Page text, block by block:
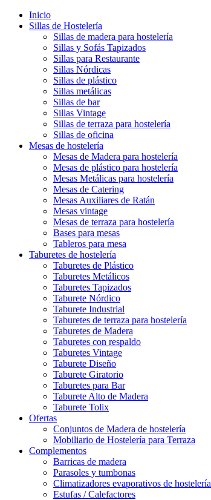
Inicio
Sillas de Hostelería
Sillas de madera para hostelería
Sillas y Sofás Tapizados
Sillas para Restaurante
Sillas Nórdicas
Sillas de plástico
Sillas metálicas
Sillas de bar
Sillas Vintage
Sillas de terraza para hostelería
Sillas de oficina
Mesas de hostelería
Mesas de Madera para hostelería
Mesas de plástico para hostelería
Mesas Metálicas para hostelería
Mesas de Catering
Mesas Auxiliares de Ratán
Mesas vintage
Mesas de terraza para hostelería
Bases para mesas
Tableros para mesa
Taburetes de hostelería
Taburetes de Plástico
Taburetes Metálicos
Taburetes Tapizados
Taburete Nórdico
Taburete Industrial
Taburetes de terraza para hostelería
Taburetes de Madera
Taburetes con respaldo
Taburetes Vintage
Taburete Diseño
Taburete Giratorio
Taburetes para Bar
Taburete Alto de Madera
Taburete Tolix
Ofertas
Conjuntos de Madera de hostelería
Mobiliario de Hostelería para Terraza
Complementos
Barricas de madera
Parasoles y tumbonas
Climatizadores evaporativos de hostelería
Estufas / Calefactores